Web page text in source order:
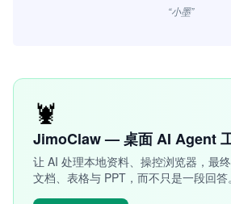
“小墨”
🦞
JimoClaw — 桌面 AI Agent
让 AI 处理本地资料、操控浏览器，最
文档、表格与 PPT，而不只是一段回答。